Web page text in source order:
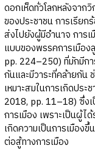
ดอกเห็ดทั่วโลกหลังจา
ของประชาชน การเรีย
ส่งไปยังผู้มีอำนาจ การ
แบบของพรรคการเมือ
pp. 224–250) ที่มักมีก
กันและมีวาระที่คล้ายกัน
เหมาะสมในการเกิดป
2018, pp. 11–18) ซึ่งเ
การเมือง เพราะเป็นผู้ไ
เกิดความเป็นการเมืองขึ้
ต่อสู้ทางการเมือง